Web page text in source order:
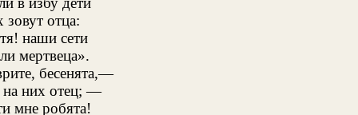
отца:
наши сети
мертвеца».
бесенята,—
на них отец; —
мне робята!